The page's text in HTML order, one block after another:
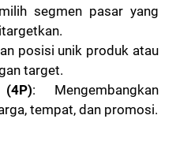
segmen pasar yang
posisi unik produk atau
target.
: Mengembangkan
tempat, dan promosi.